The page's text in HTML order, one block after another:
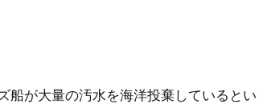
船が大量の汚水を海洋投棄していると